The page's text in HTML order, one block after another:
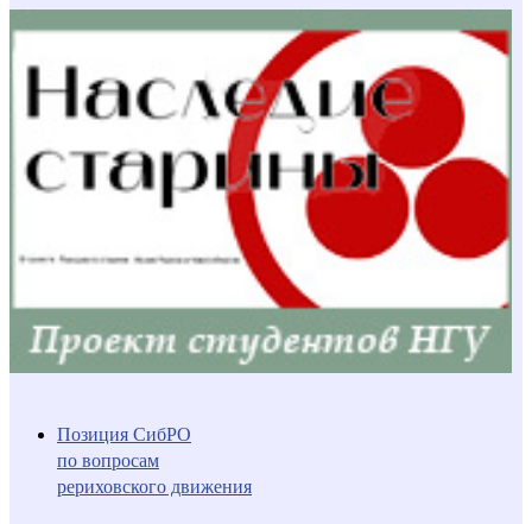
Позиция СибРО
по вопросам
рериховского движения